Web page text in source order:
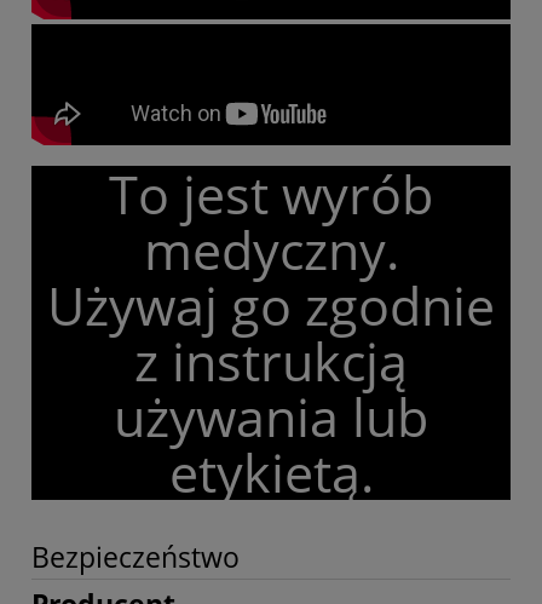
To jest wyrób
medyczny.
Używaj go zgodnie
z instrukcją
używania lub
etykietą.
Bezpieczeństwo